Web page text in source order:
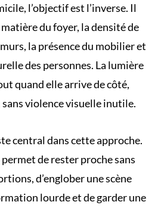
l’objectif est l’inverse. Il
du foyer, la densité de
la présence du mobilier et
des personnes. La lumière
quand elle arrive de côté,
violence visuelle inutile.
central dans cette approche.
de rester proche sans
d’englober une scène
lourde et de garder une